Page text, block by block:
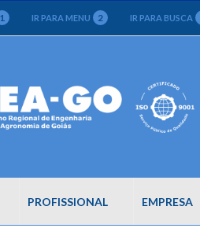
1 IR PARA MENU 2 IR PARA BUSCA
PROFISSIONAL EMPRESA